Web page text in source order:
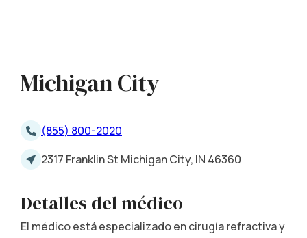
Michigan City
(855) 800-2020
2317 Franklin St Michigan City, IN 46360
Detalles del médico
El médico está especializado en cirugía refractiva y